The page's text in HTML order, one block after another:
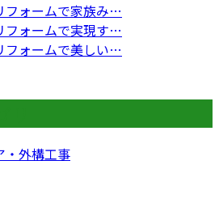
フォームで家族み…
フォームで実現す…
フォームで美しい…
・外構工事